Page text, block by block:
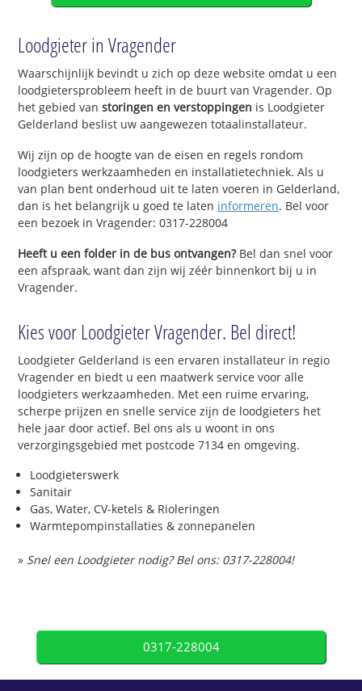
Loodgieter in Vragender
Waarschijnlijk bevindt u zich op deze website omdat u een
loodgietersprobleem heeft in de buurt van Vragender. Op
het gebied vanstoringen en verstoppingen is Loodgieter
Gelderland beslist uw aangewezen totaalinstallateur.
Wij zijn op de hoogte van de eisen en regels rondom
loodgieters werkzaamheden en installatietechniek. Als u
van plan bent onderhoud uit te laten voeren in Gelderland,
dan is het belangrijk u goed te laten informeren. Bel voor
een bezoek in Vragender: 0317-228004
Heeft u een folder in de bus ontvangen?Bel dan snel voor
een afspraak, want dan zijn wij zéér binnenkort bij u in
Vragender.
Kies voor Loodgieter Vragender. Bel direct!
Loodgieter Gelderland is een ervaren installateur in regio
Vragender en biedt u een maatwerk service voor alle
loodgieters werkzaamheden. Met een ruime ervaring,
scherpe prijzen en snelle service zijn de loodgieters het
hele jaar door actief. Bel ons als u woont in ons
verzorgingsgebied met postcode 7134 en omgeving.
Loodgieterswerk
Sanitair
Gas, Water, CV-ketels & Rioleringen
Warmtepompinstallaties & zonnepanelen
» Snel een Loodgieter nodig? Bel ons: 0317-228004!
0317-228004